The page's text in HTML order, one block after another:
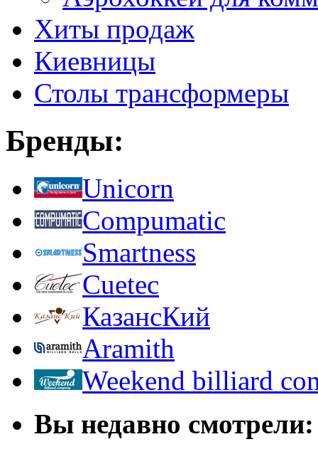
Хиты продаж
Киевницы
Столы трансформеры
Бренды:
Unicorn
Compumatic
Smartness
Cuetec
КазансКий
Aramith
Weekend billiard
Вы недавно смотрели: